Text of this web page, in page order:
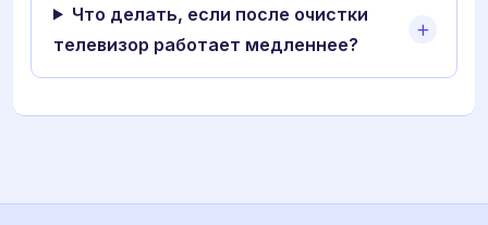
Что делать, если после очистки
телевизор работает медленнее?